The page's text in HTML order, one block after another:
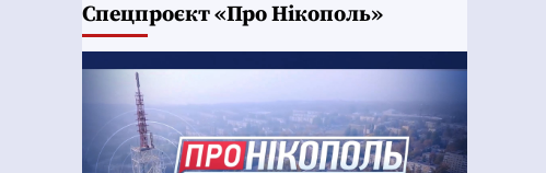
Cпецпроєкт «Про Нікополь»